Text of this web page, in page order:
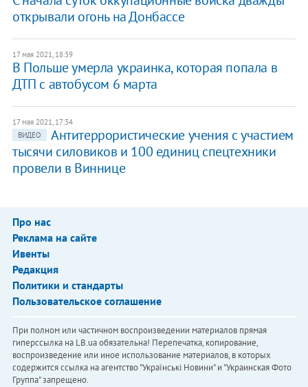
открывали огонь на Донбассе
17 мая 2021, 18:39
В Польше умерла украинка, которая попала в
ДТП с автобусом 6 марта
17 мая 2021, 17:34
ВИДЕО
Антитеррористические учения с участием
тысячи силовиков и 100 единиц спецтехники
провели в Виннице
Про нас
Реклама на сайте
Ивенты
Редакция
Политики и стандарты
Пользовательское соглашение
При полном или частичном воспроизведении материалов прямая
гиперссылка на LB.ua обязательна! Перепечатка, копирование,
воспроизведение или иное использование материалов, в которых
содержится ссылка на агентство "Українськi Новини" и "Украинская Фото
Группа" запрещено.